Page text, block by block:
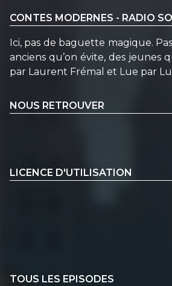
CONTES MODERNES - RADIO
Ici, pas de baguette magique.
anciens qu’on évite, des jeunes
par Laurent Frémal et Lue par
NOUS RETROUVER
LICENCE D'UTILISATION
TOUS LES EPISODES